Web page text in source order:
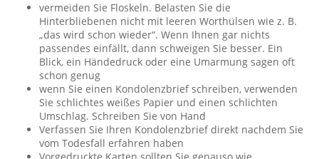
vermeiden Sie Floskeln. Belasten Sie die
Hinterbliebenen nicht mit leeren Worthülsen wie z. B.
„das wird schon wieder“. Wenn Ihnen gar nichts
passendes einfällt, dann schweigen Sie besser. Ein
Blick, ein Händedruck oder eine Umarmung sagen oft
schon genug
wenn Sie einen Kondolenzbrief schreiben, verwenden
Sie schlichtes weißes Papier und einen schlichten
Umschlag. Schreiben Sie von Hand
Verfassen Sie Ihren Kondolenzbrief direkt nachdem Sie
vom Todesfall erfahren haben